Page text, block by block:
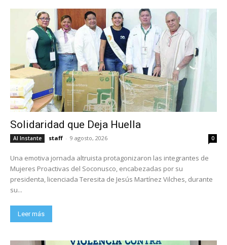
Solidaridad que Deja Huella
Al Instante staff - 9 agosto, 2026 0
Una emotiva jornada altruista protagonizaron las integrantes de
Mujeres Proactivas del Soconusco, encabezadas por su
presidenta, licenciada Teresita de Jesús Martínez Vilches, durante
su...
Leer más